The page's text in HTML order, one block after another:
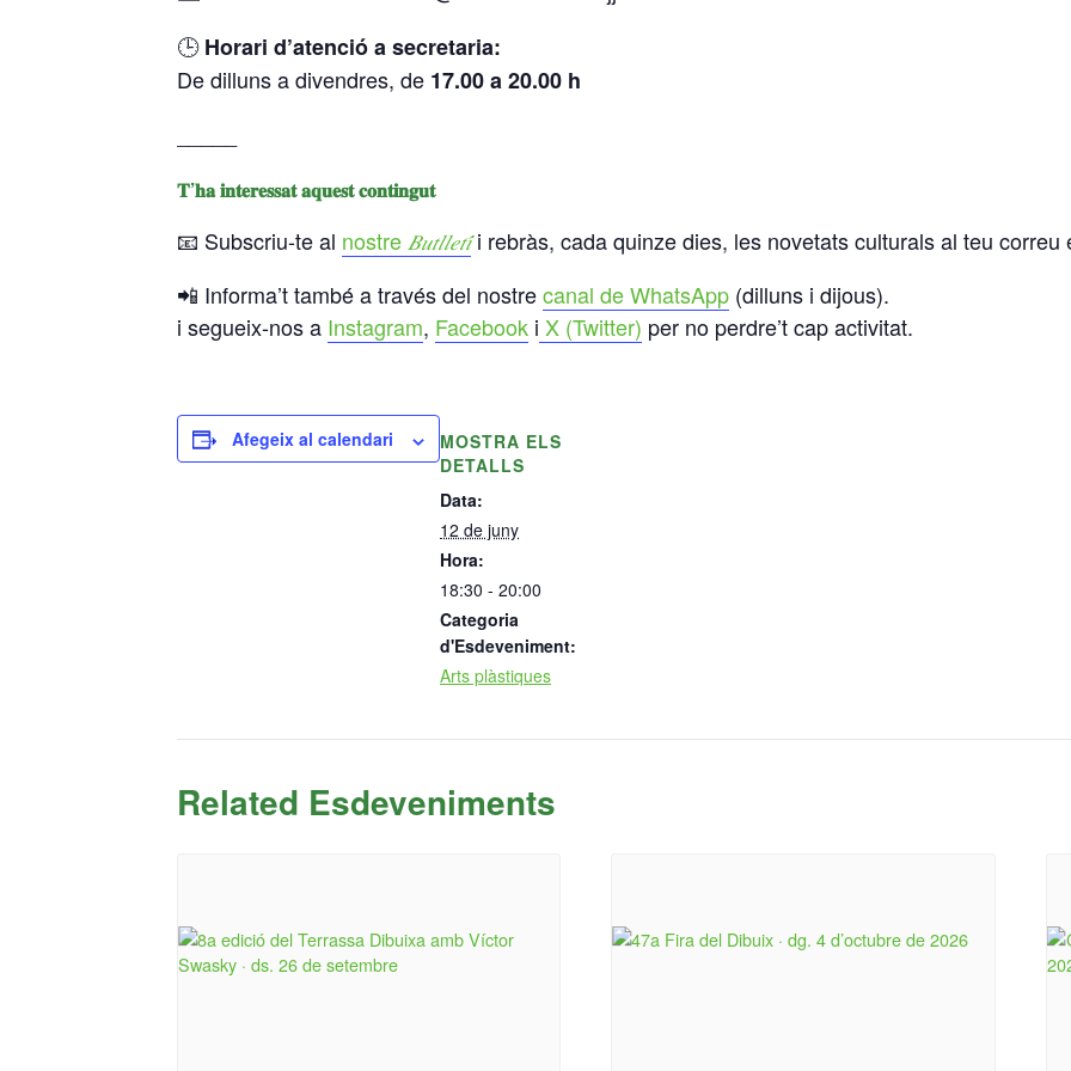
🕒Horari d’atenció a secretaria:
De dilluns a divendres, de 17.00 a 20.00 h
𝐓’𝐡𝐚 𝐢𝐧𝐭𝐞𝐫𝐞𝐬𝐬𝐚𝐭 𝐚𝐪𝐮𝐞𝐬𝐭 𝐜𝐨𝐧𝐭𝐢𝐧𝐠𝐮𝐭
📧 Subscriu-te al nostre 𝐵𝑢𝑡𝑙𝑙𝑒𝑡𝑖́i rebràs, cada quinze dies, les novetats culturals al teu correu
📲 Informa’t també a través del nostrecanal de WhatsApp (dilluns i dijous).
i segueix-nos a Instagram, Facebook i X (Twitter) per no perdre’t cap activitat.
Afegeix al calendari
MOSTRA ELS
DETALLS
Data:
12 de juny
Hora:
18:30 - 20:00
Categoria
d'Esdeveniment:
Arts plàstiques
Related Esdeveniments